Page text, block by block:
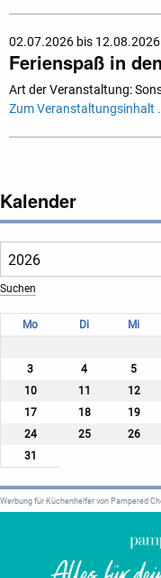
02.07.2026 bis 12.08.2026
Ferienspaß in
Art der Veranstaltung:
Zum Veranstaltungsinhalt
Kalender
Mo Di Mi
3
4 5
10
11 12
17
18 19
24
25 26
31
Werbung für Küchenhelfer von Pampered